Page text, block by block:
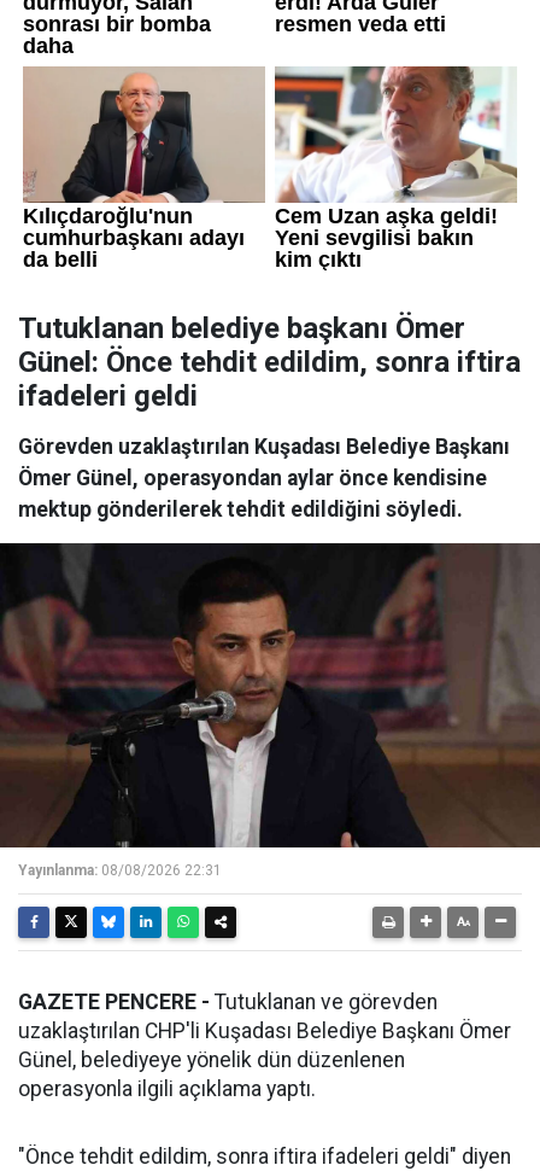
Tutuklanan belediye başkanı Ömer
Günel: Önce tehdit edildim, sonra iftira
ifadeleri geldi
Görevden uzaklaştırılan Kuşadası Belediye Başkanı
Ömer Günel, operasyondan aylar önce kendisine
mektup gönderilerek tehdit edildiğini söyledi.
Yayınlanma: 08/08/2026 22:31
GAZETE PENCERE - Tutuklanan ve görevden
uzaklaştırılan CHP'li Kuşadası Belediye Başkanı Ömer
Günel, belediyeye yönelik dün düzenlenen
operasyonla ilgili açıklama yaptı.
"Önce tehdit edildim, sonra iftira ifadeleri geldi" diyen